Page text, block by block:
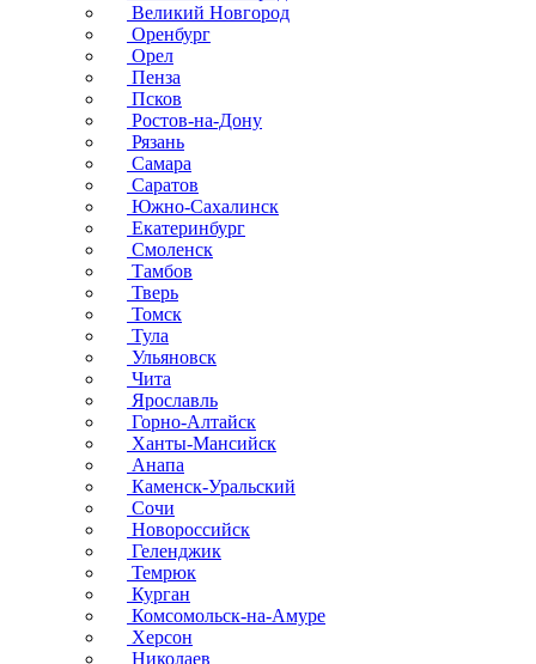
Великий Новгород
Оренбург
Орел
Пенза
Псков
Ростов-на-Дону
Рязань
Самара
Саратов
Южно-Сахалинск
Екатеринбург
Смоленск
Тамбов
Тверь
Томск
Тула
Ульяновск
Чита
Ярославль
Горно-Алтайск
Ханты-Мансийск
Анапа
Каменск-Уральский
Сочи
Новороссийск
Геленджик
Темрюк
Курган
Комсомольск-на-Амуре
Херсон
Николаев